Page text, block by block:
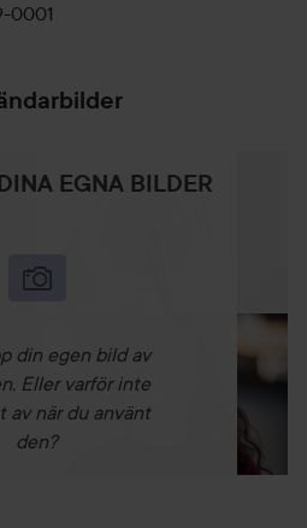
för en lip-plumping
0001
EGNA BILDER
din egen bild av
Eller varför inte
av när du använt
den?